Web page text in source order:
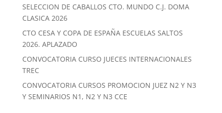
SELECCION DE CABALLOS CTO. MUNDO C.J. DOMA
CLASICA 2026
CTO CESA Y COPA DE ESPAÑA ESCUELAS SALTOS
2026. APLAZADO
CONVOCATORIA CURSO JUECES INTERNACIONALES
TREC
CONVOCATORIA CURSOS PROMOCION JUEZ N2 Y N3
Y SEMINARIOS N1, N2 Y N3 CCE